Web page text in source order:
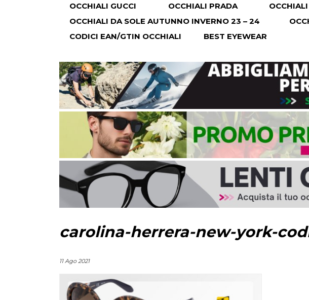
OCCHIALI GUCCI
OCCHIALI PRADA
OCCHIALI DA SOLE AUTUNNO INVERNO 23 – 24
CODICI EAN/GTIN OCCHIALI
BEST EYEWEAR
carolina-herrera-new-york-
11 Ago 2021